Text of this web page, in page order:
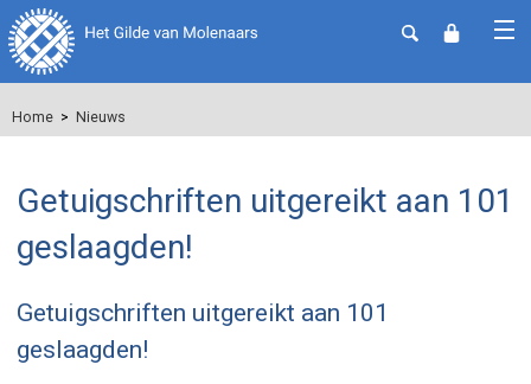
Home Nieuws
Getuigschriften uitgereikt aan 101
geslaagden!
Getuigschriften uitgereikt aan 101
geslaagden!